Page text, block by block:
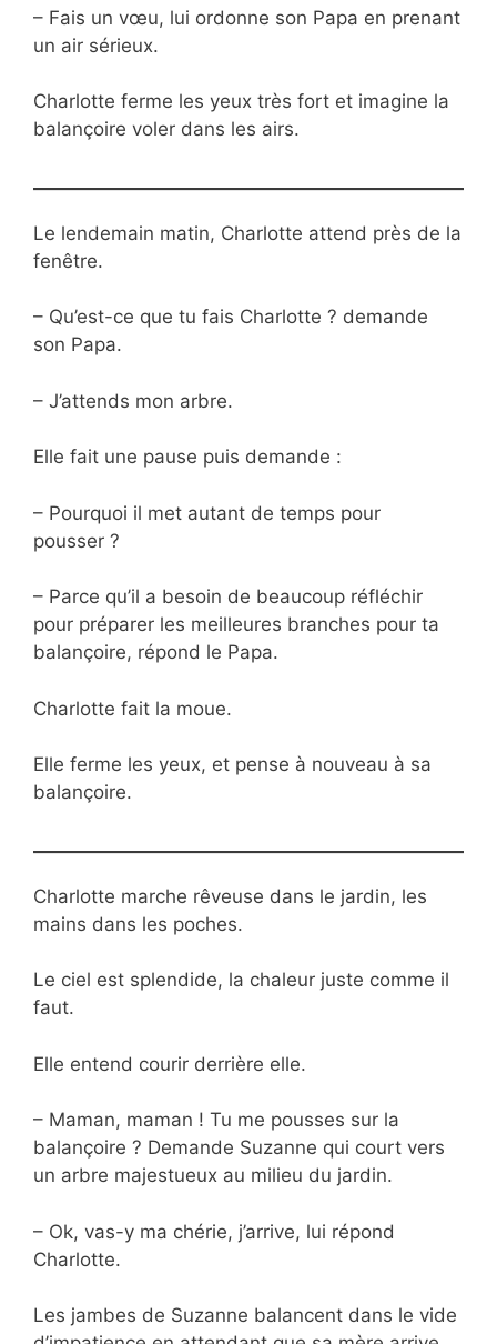
– Fais un vœu, lui ordonne son Papa en prenant
un air sérieux.
Charlotte ferme les yeux très fort et imagine la
balançoire voler dans les airs.
Le lendemain matin, Charlotte attend près de la
fenêtre.
– Qu’est-ce que tu fais Charlotte ? demande
son Papa.
– J’attends mon arbre.
Elle fait une pause puis demande :
– Pourquoi il met autant de temps pour
pousser ?
– Parce qu’il a besoin de beaucoup réfléchir
pour préparer les meilleures branches pour ta
balançoire, répond le Papa.
Charlotte fait la moue.
Elle ferme les yeux, et pense à nouveau à sa
balançoire.
Charlotte marche rêveuse dans le jardin, les
mains dans les poches.
Le ciel est splendide, la chaleur juste comme il
faut.
Elle entend courir derrière elle.
– Maman, maman ! Tu me pousses sur la
balançoire ? Demande Suzanne qui court vers
un arbre majestueux au milieu du jardin.
– Ok, vas-y ma chérie, j’arrive, lui répond
Charlotte.
Les jambes de Suzanne balancent dans le vide